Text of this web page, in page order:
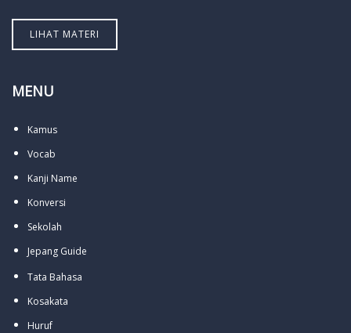
LIHAT MATERI
MENU
Kamus
Vocab
Kanji Name
Konversi
Sekolah
Jepang Guide
Tata Bahasa
Kosakata
Huruf